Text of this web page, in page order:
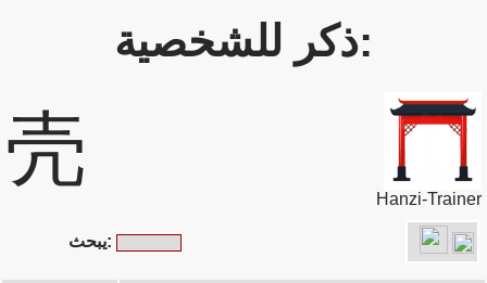
ذكر للشخصية:
壳
Hanzi-Trainer
يبحث: